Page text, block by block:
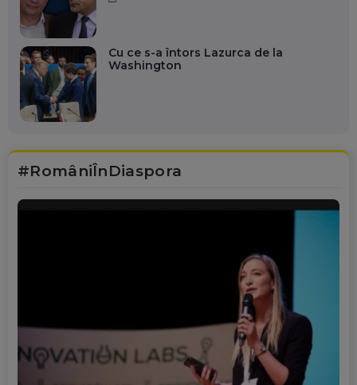
Cu ce s-a întors Lazurca de la
Washington
#RomâniÎnDiaspora